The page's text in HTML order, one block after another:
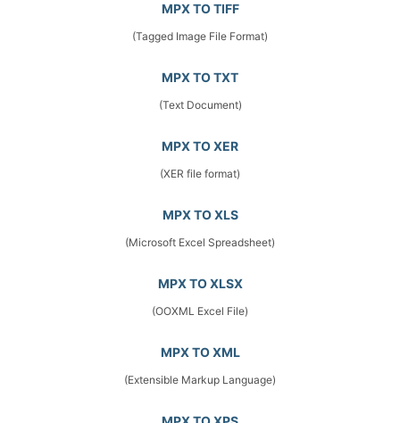
MPX TO TIFF
(Tagged Image File Format)
MPX TO TXT
(Text Document)
MPX TO XER
(XER file format)
MPX TO XLS
(Microsoft Excel Spreadsheet)
MPX TO XLSX
(OOXML Excel File)
MPX TO XML
(Extensible Markup Language)